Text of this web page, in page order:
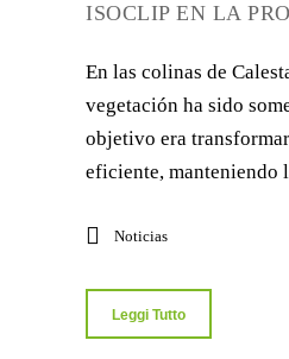
ISOCLIP EN LA
En las colinas de
vegetación ha sido
objetivo era
eficiente, manteniendo
Noticias
Leggi Tutto